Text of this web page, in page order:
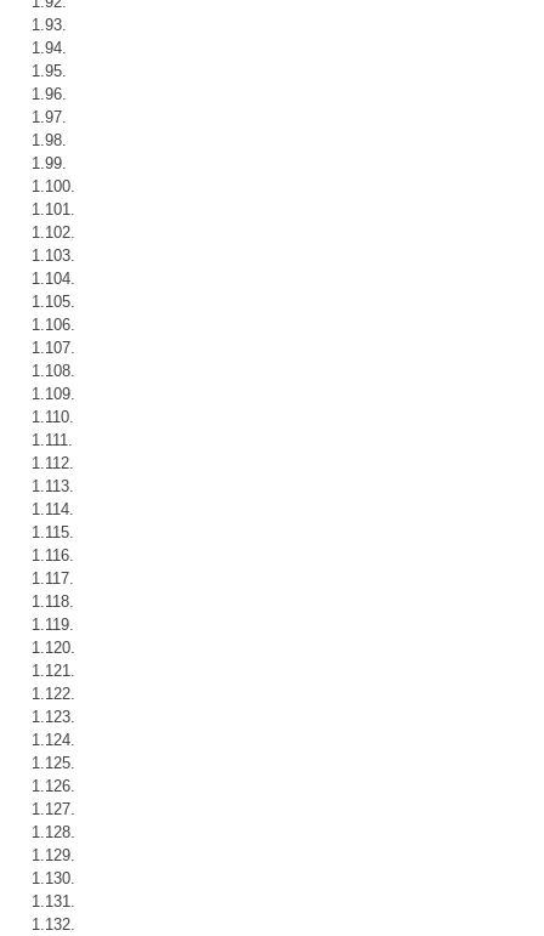
1.93.
1.94.
1.95.
1.96.
1.97.
1.98.
1.99.
1.100.
1.101.
1.102.
1.103.
1.104.
1.105.
1.106.
1.107.
1.108.
1.109.
1.110.
1.111.
1.112.
1.113.
1.114.
1.115.
1.116.
1.117.
1.118.
1.119.
1.120.
1.121.
1.122.
1.123.
1.124.
1.125.
1.126.
1.127.
1.128.
1.129.
1.130.
1.131.
1.132.